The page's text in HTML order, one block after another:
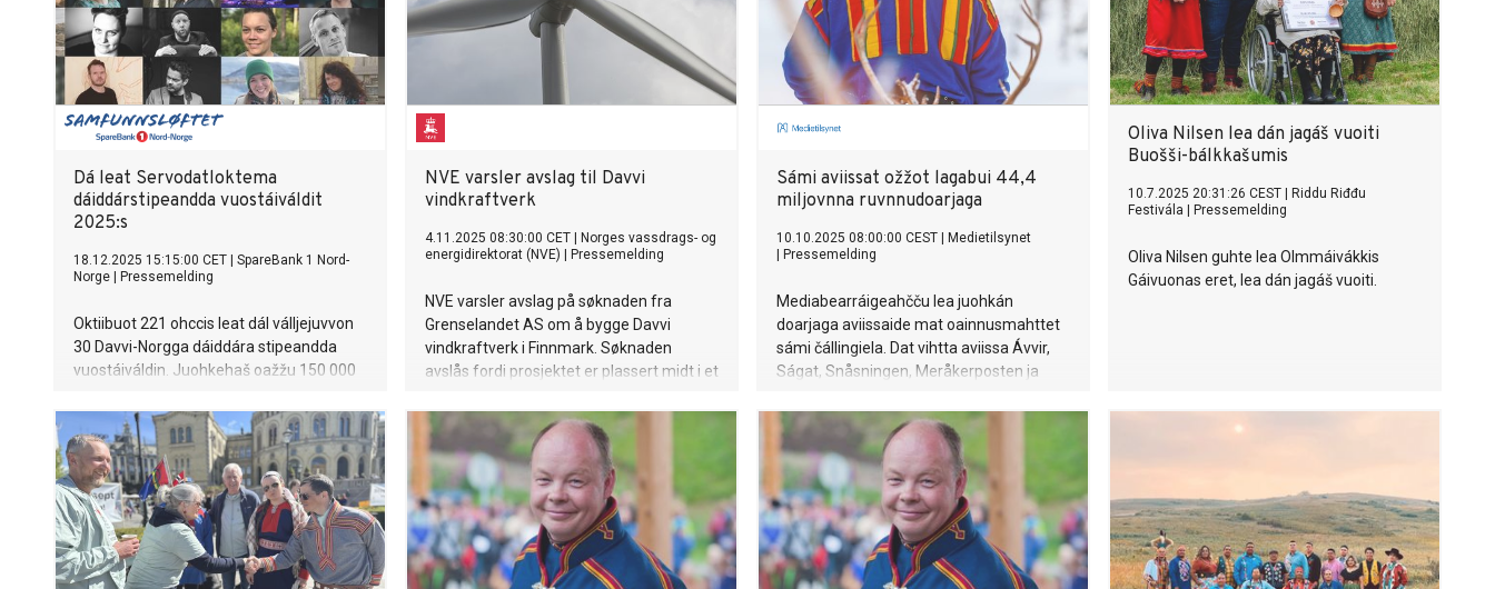
Dá leat Servodatloktema
dáiddárstipeandda vuostáiváldit
2025:s
18.12.2025 15:15:00 CET
SpareBank 1 Nord-
Norge
Pressemelding
Oktiibuot 221 ohccis leat dál válljejuvvon
30 Davvi-Norgga dáiddára stipeandda
vuostáiváldin. Juohkehaš oažžu 150 000
NVE varsler avslag til Davvi
vindkraftverk
4.11.2025 08:30:00 CET
Norges vassdrags- og
energidirektorat (NVE)
Pressemelding
NVE varsler avslag på søknaden fra
Grenselandet AS om å bygge Davvi
vindkraftverk i Finnmark. Søknaden
avslås fordi prosjektet er plassert midt i et
Området har også en særlig verdi for
samisk kultur og tradisjonell bruk.
Sámi aviissat ožžot lagabui 44,4
miljovnna ruvnnudoarjaga
10.10.2025 08:00:00 CEST
Medietilsynet
Pressemelding
Mediabearráigeahčču lea juohkán
doarjaga aviissaide mat oainnusmahttet
sámi čállingiela. Dat vihtta aviissa Ávvir,
Ságat, Snåsningen, Meråkerposten ja
44.385.000 ruvnnu doarjaga 2025:s.
Oliva Nilsen lea dán jagáš vuoiti
Buošši-bálkkašumis
10.7.2025 20:31:26 CEST
Riddu Riđđu
Festivála
Pressemelding
Oliva Nilsen guhte lea Olmmáivákkis
Gáivuonas eret, lea dán jagáš vuoiti.